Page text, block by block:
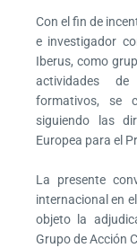
Con el fin de
e investigador
Iberus, como
actividades de
formativos, se
siguiendo las
Europea para el
La presente
internacional en
objeto la
Grupo de Acción